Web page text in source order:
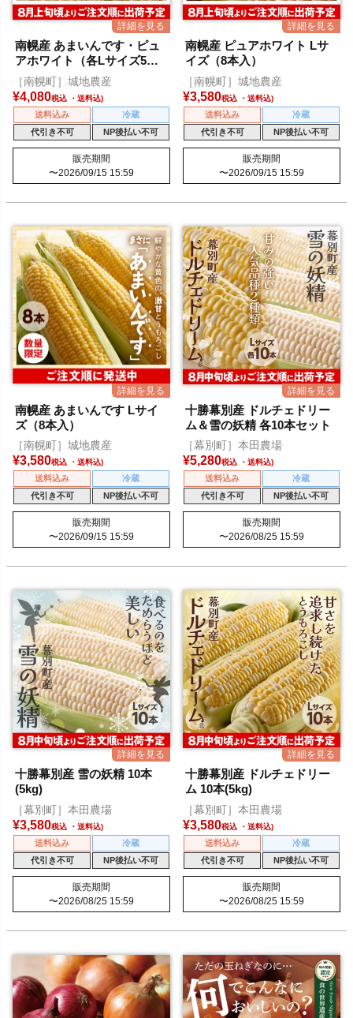
南幌産 あまいんです・ピュ
アホワイト（各Lサイズ5本
入）
［南幌町］城地農産
¥4,080税込
送料込み
冷蔵
代引き不可
NP後払い不可
販売期間
〜2026/09/15 15:59
南幌産 ピュアホワイト Lサ
イズ（8本入）
［南幌町］城地農産
¥3,580税込
送料込み
冷蔵
代引き不可
NP後払い不可
販売期間
〜2026/09/15 15:59
南幌産 あまいんです Lサイ
ズ（8本入）
［南幌町］城地農産
¥3,580税込
送料込み
冷蔵
代引き不可
NP後払い不可
販売期間
〜2026/09/15 15:59
十勝幕別産 ドルチェドリー
ム＆雪の妖精 各10本セット
［幕別町］本田農場
¥5,280税込
送料込み
冷蔵
代引き不可
NP後払い不可
販売期間
〜2026/08/25 15:59
十勝幕別産 雪の妖精 10本
(5kg)
［幕別町］本田農場
¥3,580税込
送料込み
冷蔵
代引き不可
NP後払い不可
販売期間
〜2026/08/25 15:59
十勝幕別産 ドルチェドリー
ム 10本(5kg)
［幕別町］本田農場
¥3,580税込
送料込み
冷蔵
代引き不可
NP後払い不可
販売期間
〜2026/08/25 15:59